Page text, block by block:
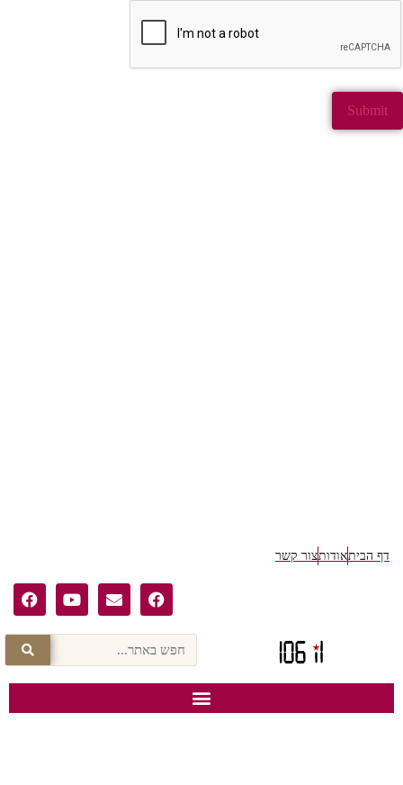
דף הביתאודותצור קשר